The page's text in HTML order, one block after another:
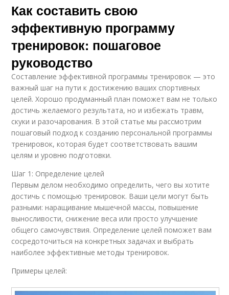
Как составить свою
эффективную программу
тренировок: пошаговое
руководство
Составление эффективной программы тренировок — это
важный шаг на пути к достижению ваших спортивных
целей. Хорошо продуманный план поможет вам не только
достичь желаемого результата, но и избежать травм,
скуки и разочарования. В этой статье мы рассмотрим
пошаговый подход к созданию персональной программы
тренировок, которая будет соответствовать вашим
целям и уровню подготовки.
Шаг 1: Определение целей
Первым делом необходимо определить, чего вы хотите
достичь с помощью тренировок. Ваши цели могут быть
разными: наращивание мышечной массы, повышение
выносливости, снижение веса или просто улучшение
общего самочувствия. Определение целей поможет вам
сосредоточиться на конкретных задачах и выбрать
наиболее эффективные методы тренировок.
Примеры целей: